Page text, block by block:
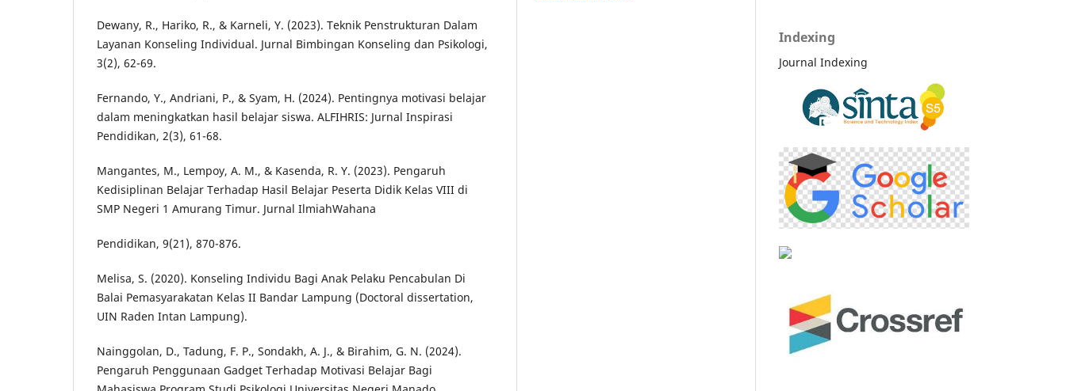
Dewany, R., Hariko, R., & Karneli, Y. (2023). Teknik Penstrukturan Dalam
Layanan Konseling Individual. Jurnal Bimbingan Konseling dan Psikologi,
3(2), 62-69.
Fernando, Y., Andriani, P., & Syam, H. (2024). Pentingnya motivasi belajar
dalam meningkatkan hasil belajar siswa. ALFIHRIS: Jurnal Inspirasi
Pendidikan, 2(3), 61-68.
Mangantes, M., Lempoy, A. M., & Kasenda, R. Y. (2023). Pengaruh
Kedisiplinan Belajar Terhadap Hasil Belajar Peserta Didik Kelas VIII di
SMP Negeri 1 Amurang Timur. Jurnal IlmiahWahana
Pendidikan, 9(21), 870-876.
Melisa, S. (2020). Konseling Individu Bagi Anak Pelaku Pencabulan Di
Balai Pemasyarakatan Kelas II Bandar Lampung (Doctoral dissertation,
UIN Raden Intan Lampung).
Nainggolan, D., Tadung, F. P., Sondakh, A. J., & Birahim, G. N. (2024).
Pengaruh Penggunaan Gadget Terhadap Motivasi Belajar Bagi
Indexing
Journal Indexing